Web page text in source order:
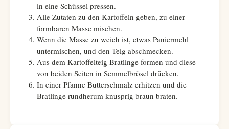
in eine Schüssel pressen.
Alle Zutaten zu den Kartoffeln geben, zu einer
formbaren Masse mischen.
Wenn die Masse zu weich ist, etwas Paniermehl
untermischen, und den Teig abschmecken.
Aus dem Kartoffelteig Bratlinge formen und diese
von beiden Seiten in Semmelbrösel drücken.
In einer Pfanne Butterschmalz erhitzen und die
Bratlinge rundherum knusprig braun braten.